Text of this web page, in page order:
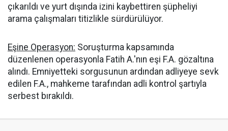
çıkarıldı ve yurt dışında izini kaybettiren şüpheliyi
arama çalışmaları titizlikle sürdürülüyor.
Eşine Operasyon: Soruşturma kapsamında
düzenlenen operasyonla Fatih A.'nın eşi F.A. gözaltına
alındı. Emniyetteki sorgusunun ardından adliyeye sevk
edilen F.A., mahkeme tarafından adli kontrol şartıyla
serbest bırakıldı.